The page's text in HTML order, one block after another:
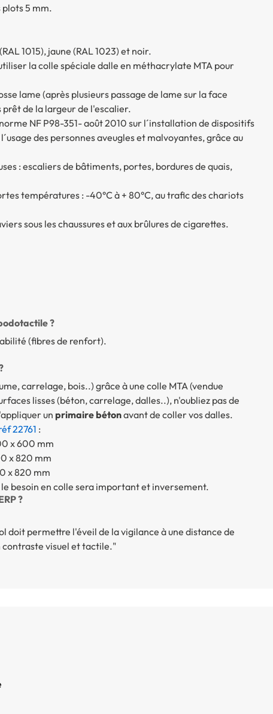
5 mm.
1015), jaune (RAL 1023) et noir.
la colle spéciale dalle en méthacrylate MTA pour
lame (après plusieurs passage de lame sur la face
de la largeur de l'escalier.
NF P98-351- août 2010 sur l´installation de dispositifs
des personnes aveugles et malvoyantes, grâce au
: escaliers de bâtiments, portes, bordures de quais,
températures : -40°C à + 80°C, au trafic des chariots
sous les chaussures et aux brûlures de cigarettes.
?
(fibres de renfort).
carrelage, bois..) grâce à une colle MTA (vendue
lisses (béton, carrelage, dalles..), n'oubliez pas de
un primaire bétonavant de coller vos dalles.
22761 :
x 600 mm
x 820 mm
x 820 mm
besoin en colle sera important et inversement.
?
doit permettre l'éveil de la vigilance à une distance de
contraste visuel et tactile."